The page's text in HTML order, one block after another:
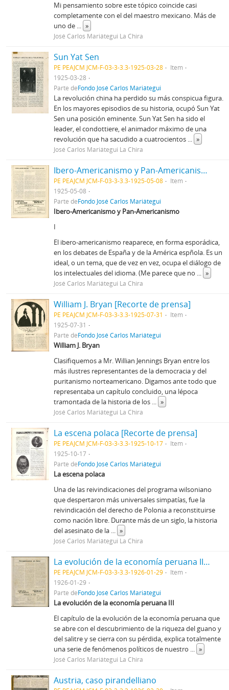
Mi pensamiento sobre este tópico coincide casi
completamente con el del maestro mexicano. Más de
uno de ... »
José Carlos Mariátegui La Chira
Sun Yat Sen
PE PEAJCM JCM-F-03-3-3.3-1925-03-28
Item
1925-03-28
Parte deFondo José Carlos Mariátegui
La revolución china ha perdido su más conspicua figura.
En los mayores episodios de su historia, ocupó Sun Yat
Sen una posición eminente. Sun Yat Sen ha sido el
leader, el condottiere, el animador máximo de una
revolución que ha sacudido a cuatrocientos ... »
José Carlos Mariátegui La Chira
Ibero-Americanismo y Pan-Americanismo [Recorte de Prensa]
PE PEAJCM JCM-F-03-3-3.3-1925-05-08
Item
1925-05-08
Parte deFondo José Carlos Mariátegui
Ibero-Americanismo y Pan-Americanismo
I
El ibero-americanismo reaparece, en forma esporádica,
en los debates de España y de la América espñola. Es un
ideal, o un tema, que de vez en vez, ocupa el diálogo de
los intelectuales del idioma. (Me parece que no ... »
José Carlos Mariátegui La Chira
William J. Bryan [Recorte de prensa]
PE PEAJCM JCM-F-03-3-3.3-1925-07-31
Item
1925-07-31
Parte deFondo José Carlos Mariátegui
William J. Bryan
Clasifiquemos a Mr. Willian Jennings Bryan entre los
más ilustres representantes de la democracia y del
puritanismo norteamericano. Digamos ante todo que
representaba un capítulo concluido, una lépoca
tramontada de la historia de los ... »
José Carlos Mariátegui La Chira
La escena polaca [Recorte de prensa]
PE PEAJCM JCM-F-03-3-3.3-1925-10-17
Item
1925-10-17
Parte deFondo José Carlos Mariátegui
La escena polaca
Una de las reivindicaciones del programa wilsoniano
que despertaron más universales simpatías, fue la
reivindicación del derecho de Polonia a reconstituirse
como nación libre. Durante más de un siglo, la historia
del asesinato de la ... »
José Carlos Mariátegui La Chira
La evolución de la economía peruana III [Recorte de prensa]
PE PEAJCM JCM-F-03-3-3.3-1926-01-29
Item
1926-01-29
Parte deFondo José Carlos Mariátegui
La evolución de la economía peruana III
El capítulo de la evolución de la economía peruana que
se abre con el descubrimiento de la riqueza del guano y
del salitre y se cierra con su pérdida, explica totalmente
una serie de fenómenos políticos de nuestro ... »
José Carlos Mariátegui La Chira
Austria, caso pirandelliano